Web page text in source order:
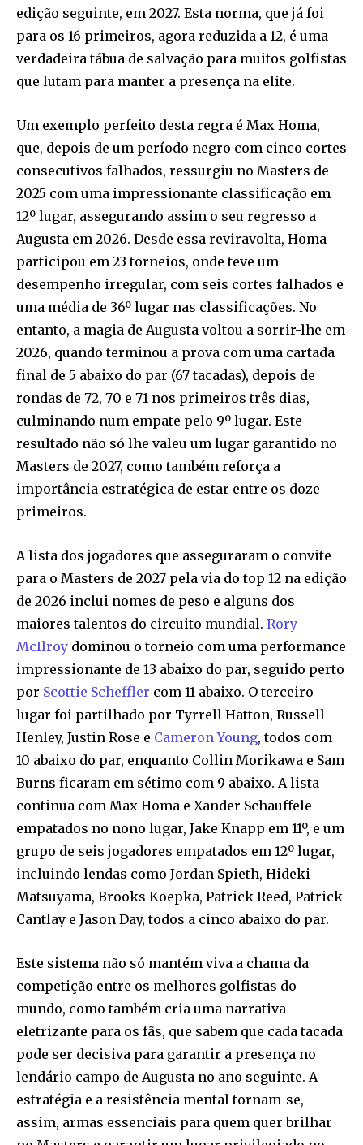
edição seguinte, em 2027. Esta norma, que já foi
para os 16 primeiros, agora reduzida a 12, é uma
verdadeira tábua de salvação para muitos golfistas
que lutam para manter a presença na elite.
Um exemplo perfeito desta regra é Max Homa,
que, depois de um período negro com cinco cortes
consecutivos falhados, ressurgiu no Masters de
2025 com uma impressionante classificação em
12º lugar, assegurando assim o seu regresso a
Augusta em 2026. Desde essa reviravolta, Homa
participou em 23 torneios, onde teve um
desempenho irregular, com seis cortes falhados e
uma média de 36º lugar nas classificações. No
entanto, a magia de Augusta voltou a sorrir-lhe em
2026, quando terminou a prova com uma cartada
final de 5 abaixo do par (67 tacadas), depois de
rondas de 72, 70 e 71 nos primeiros três dias,
culminando num empate pelo 9º lugar. Este
resultado não só lhe valeu um lugar garantido no
Masters de 2027, como também reforça a
importância estratégica de estar entre os doze
primeiros.
A lista dos jogadores que asseguraram o convite
para o Masters de 2027 pela via do top 12 na edição
de 2026 inclui nomes de peso e alguns dos
maiores talentos do circuito mundial. Rory
McIlroy dominou o torneio com uma performance
impressionante de 13 abaixo do par, seguido perto
por Scottie Scheffler com 11 abaixo. O terceiro
lugar foi partilhado por Tyrrell Hatton, Russell
Henley, Justin Rose e Cameron Young, todos com
10 abaixo do par, enquanto Collin Morikawa e Sam
Burns ficaram em sétimo com 9 abaixo. A lista
continua com Max Homa e Xander Schauffele
empatados no nono lugar, Jake Knapp em 11º, e um
grupo de seis jogadores empatados em 12º lugar,
incluindo lendas como Jordan Spieth, Hideki
Matsuyama, Brooks Koepka, Patrick Reed, Patrick
Cantlay e Jason Day, todos a cinco abaixo do par.
Este sistema não só mantém viva a chama da
competição entre os melhores golfistas do
mundo, como também cria uma narrativa
eletrizante para os fãs, que sabem que cada tacada
pode ser decisiva para garantir a presença no
lendário campo de Augusta no ano seguinte. A
estratégia e a resistência mental tornam-se,
assim, armas essenciais para quem quer brilhar